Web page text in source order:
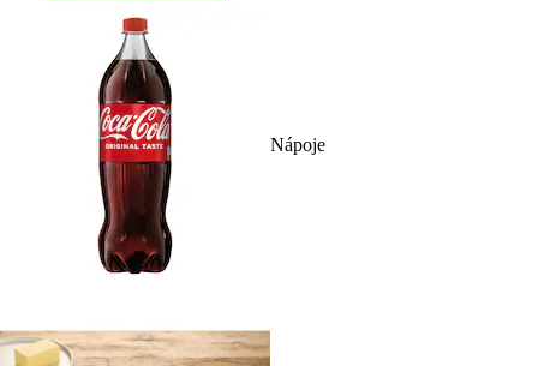
Nápoje